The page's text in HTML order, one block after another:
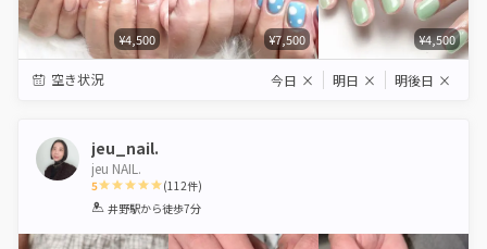
¥4,500 ¥7,500 ¥4,500
空き状況 今日 × 明日 × 明後日 ×
jeu_nail.
jeu NAIL.
5
1 2 3 4 5
(112件)
井野駅から徒歩7分